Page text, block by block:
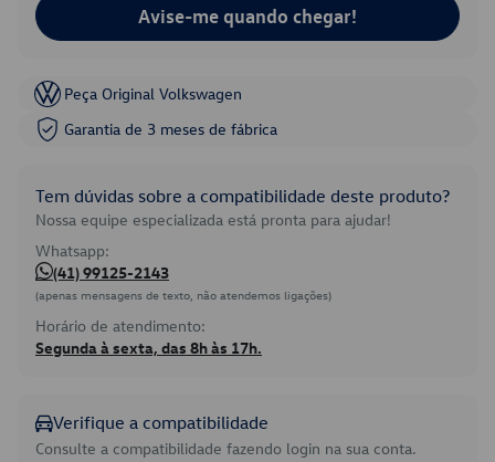
Avise-me quando chegar!
Peça Original Volkswagen
Garantia de 3 meses de fábrica
Tem dúvidas sobre a compatibilidade deste produto?
Nossa equipe especializada está pronta para ajudar!
Whatsapp:
(41) 99125-2143
(apenas mensagens de texto, não atendemos ligações)
Horário de atendimento:
Segunda à sexta, das 8h às 17h.
Verifique a compatibilidade
Consulte a compatibilidade fazendo login na sua conta.